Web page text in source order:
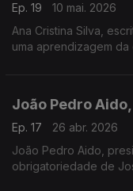
Ep. 19
10 mai. 2026
Ana Cristina Silva,
uma aprendizagem
João Pedro
Ep. 17
26 abr. 2026
João Pedro Aido,
obrigatoriedade de